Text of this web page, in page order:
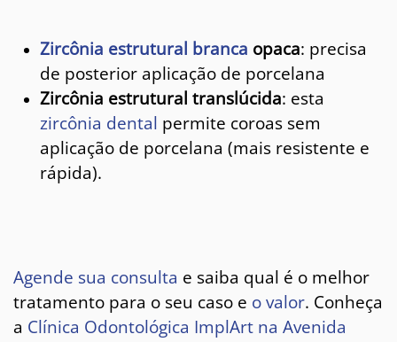
Zircônia estrutural branca opaca: precisa
de posterior aplicação de porcelana
Zircônia estrutural translúcida: esta
zircônia dental permite coroas sem
aplicação de porcelana (mais resistente e
rápida).
Agende sua consulta e saiba qual é o melhor
tratamento para o seu caso e o valor. Conheça
a Clínica Odontológica ImplArt na Avenida